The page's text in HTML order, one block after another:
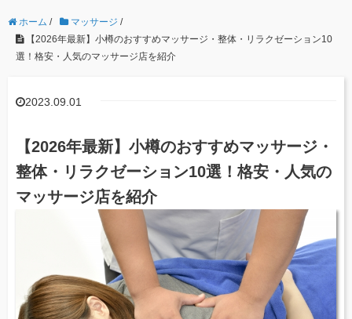
ホーム / マッサージ /
【2026年最新】小樽のおすすめマッサージ・整体・リラクゼーション10
選！格安・人気のマッサージ店を紹介
2023.09.01
【2026年最新】小樽のおすすめマッサージ・
整体・リラクゼーション10選！格安・人気の
マッサージ店を紹介